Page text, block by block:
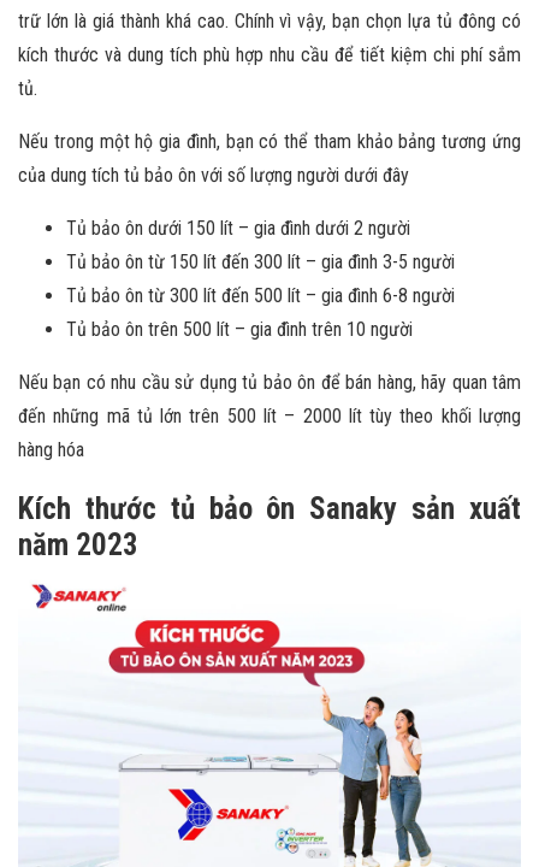
trữ lớn là giá thành khá cao. Chính vì vậy, bạn chọn lựa tủ đông có
kích thước và dung tích phù hợp nhu cầu để tiết kiệm chi phí sắm
tủ.
Nếu trong một hộ gia đình, bạn có thể tham khảo bảng tương ứng
của dung tích tủ bảo ôn với số lượng người dưới đây
Tủ bảo ôn dưới 150 lít – gia đình dưới 2 người
Tủ bảo ôn từ 150 lít đến 300 lít – gia đình 3-5 người
Tủ bảo ôn từ 300 lít đến 500 lít – gia đình 6-8 người
Tủ bảo ôn trên 500 lít – gia đình trên 10 người
Nếu bạn có nhu cầu sử dụng tủ bảo ôn để bán hàng, hãy quan tâm
đến những mã tủ lớn trên 500 lít – 2000 lít tùy theo khối lượng
hàng hóa
Kích thước tủ bảo ôn Sanaky sản xuất
năm 2023